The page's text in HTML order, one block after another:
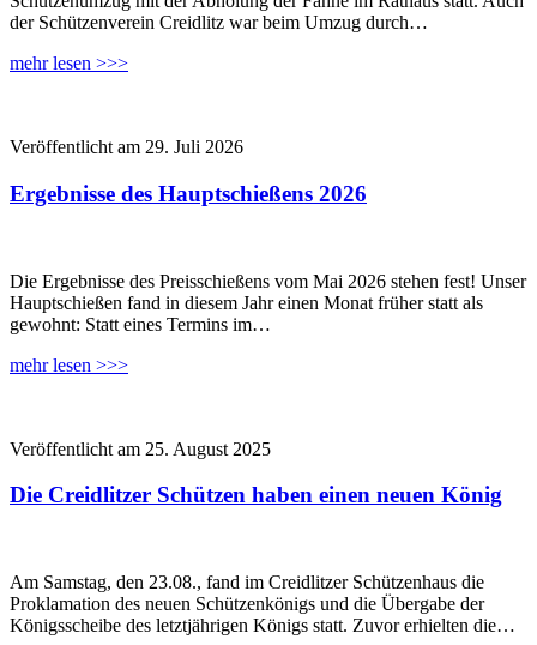
der Schützenverein Creidlitz war beim Umzug durch…
mehr lesen >>>
Veröffentlicht am 29. Juli 2026
Ergebnisse des Hauptschießens 2026
Die Ergebnisse des Preisschießens vom Mai 2026 stehen fest! Unser
Hauptschießen fand in diesem Jahr einen Monat früher statt als
gewohnt: Statt eines Termins im…
mehr lesen >>>
Veröffentlicht am 25. August 2025
Die Creidlitzer Schützen haben einen neuen König
Am Samstag, den 23.08., fand im Creidlitzer Schützenhaus die
Proklamation des neuen Schützenkönigs und die Übergabe der
Königsscheibe des letztjährigen Königs statt. Zuvor erhielten die…